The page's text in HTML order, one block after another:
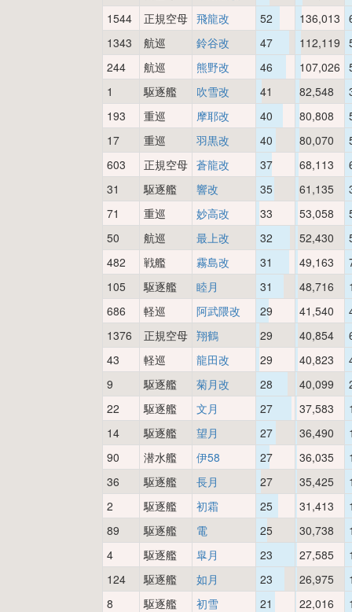
1544
正規空母 飛龍改 52 136,013
1343
航巡 鈴谷改 47 112,119
244
航巡 熊野改 46 107,026
1
駆逐艦 吹雪改 41 82,548
193
重巡 摩耶改 40 80,808
17
重巡 羽黒改 40 80,070
603
正規空母 蒼龍改 37 68,113
31
駆逐艦 響改 35 61,135
71
重巡 妙高改 33 53,058
50
航巡 最上改 32 52,430
482
戦艦 霧島改 31 49,163
105
駆逐艦 睦月 31 48,716
686
軽巡 阿武隈改 29 41,540
1376
正規空母 翔鶴 29 40,854
43
軽巡 龍田改 29 40,823
9
駆逐艦 菊月改 28 40,099
22
駆逐艦 文月 27 37,583
14
駆逐艦 望月 27 36,490
90
潜水艦 伊58 27 36,035
36
駆逐艦 長月 27 35,425
2
駆逐艦 初霜 25 31,413
89
駆逐艦 電 25 30,738
4
駆逐艦 皐月 23 27,585
124
駆逐艦 如月 23 26,975
8
駆逐艦 初雪 21 22,016